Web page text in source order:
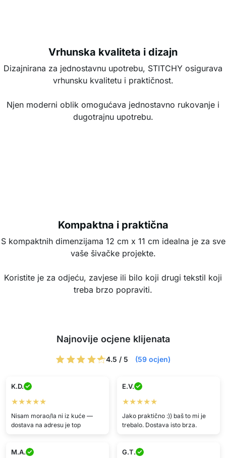
Vrhunska kvaliteta i dizajn
Dizajnirana za jednostavnu upotrebu, STITCHY osigurava
vrhunsku kvalitetu i praktičnost.
Njen moderni oblik omogućava jednostavno rukovanje i
dugotrajnu upotrebu.
Kompaktna i praktična
S kompaktnih dimenzijama 12 cm x 11 cm idealna je za sve
vaše šivačke projekte.
Koristite je za odjeću, zavjese ili bilo koji drugi tekstil koji
treba brzo popraviti.
Najnovije ocjene klijenata
4.5 / 5 (59 ocjen)
K.D.
★★★★★
Nisam morao/la ni iz kuće —
dostava na adresu je top
E.V.
★★★★★
Jako praktično :)) baš to mi je
trebalo. Dostava isto brza.
M.A. G.T.